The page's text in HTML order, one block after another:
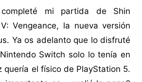
completé mi partida de Shin
Vengeance, la nueva versión
Ya os adelanto que lo disfruté
Switch solo lo tenía en
quería el físico de PlayStation 5.